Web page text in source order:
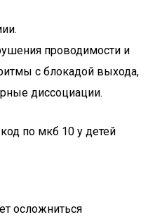
проводимости и
с блокадой выхода,
диссоциации.
по мкб 10 у детей
осложниться